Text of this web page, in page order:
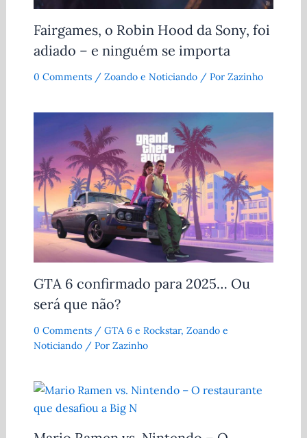
Fairgames, o Robin Hood da Sony, foi
adiado – e ninguém se importa
0 Comments / Zoando e Noticiando/ Por Zazinho
GTA 6 confirmado para 2025… Ou
será que não?
0 Comments / GTA 6 e Rockstar, Zoando e
Noticiando/ Por Zazinho